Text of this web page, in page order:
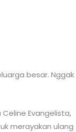
besar. Nggak
Evangelista,
merayakan ulang